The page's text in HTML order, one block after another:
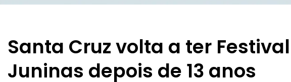
Santa Cruz volta a ter
Juninas depois de 13 anos